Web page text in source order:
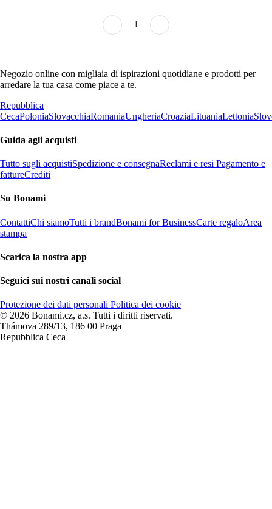
1
Negozio online con migliaia di ispirazioni quotidiane e prodotti per
arredare la tua casa come piace a te.
Repubblica
CecaPoloniaSlovacchiaRomaniaUngheriaCroaziaLituaniaLettonia
Guida agli acquisti
Tutto sugli acquistiSpedizione e consegnaReclami e resi Pagamento e
fattureCrediti
Su Bonami
ContattiChi siamoTutti i brandBonami for BusinessCarte regaloArea
stampa
Scarica la nostra app
Seguici sui nostri canali social
Protezione dei dati personali Politica dei cookie
© 2026 Bonami.cz, a.s. Tutti i diritti riservati.
Thámova 289/13, 186 00 Praga
Repubblica Ceca